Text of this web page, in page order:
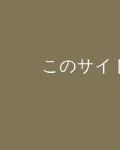
このサイ